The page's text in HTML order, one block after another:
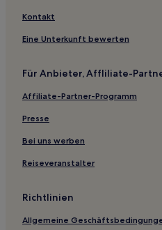
Hotels nahe World Fashion
Hotels nahe Stadtarchiv
Weesperzijde: Hotels
Westindische buurt: Hotels
Kontakt
Eine Unterkunft bewerten
Für Anbieter, Affliliate-
Affiliate-Partner-Programm
Presse
Bei uns werben
Reiseveranstalter
Richtlinien
Allgemeine